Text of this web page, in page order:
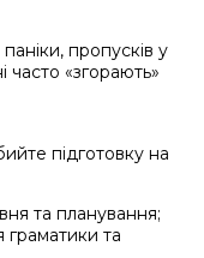
пропусків у
часто «згорають»
підготовку на
та планування;
граматики та